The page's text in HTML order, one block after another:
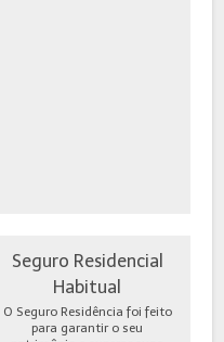
Seguro Residencial
Habitual
O Seguro Residência foi feito
para garantir o seu